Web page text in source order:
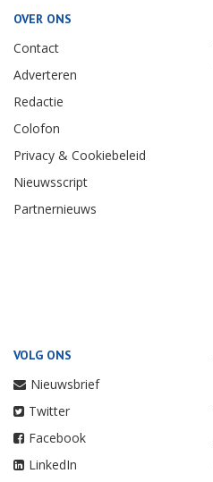
OVER ONS
Contact
Adverteren
Redactie
Colofon
Privacy & Cookiebeleid
Nieuwsscript
Partnernieuws
VOLG ONS
Nieuwsbrief
Twitter
Facebook
LinkedIn